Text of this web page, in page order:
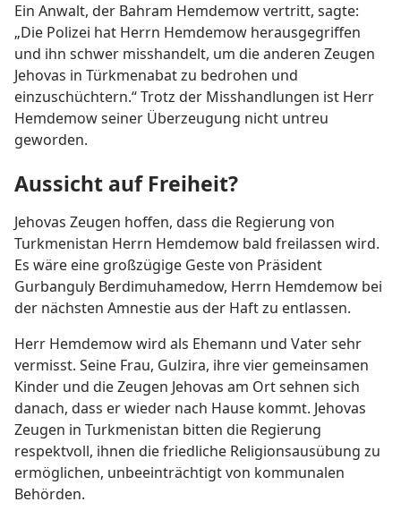
Ein Anwalt, der Bahram Hemdemow vertritt, sagte:
„Die Polizei hat Herrn Hemdemow herausgegriffen
und ihn schwer misshandelt, um die anderen Zeugen
Jehovas in Türkmenabat zu bedrohen und
einzuschüchtern.“ Trotz der Misshandlungen ist Herr
Hemdemow seiner Überzeugung nicht untreu
geworden.
Aussicht auf Freiheit?
Jehovas Zeugen hoffen, dass die Regierung von
Turkmenistan Herrn Hemdemow bald freilassen wird.
Es wäre eine großzügige Geste von Präsident
Gurbanguly Berdimuhamedow, Herrn Hemdemow bei
der nächsten Amnestie aus der Haft zu entlassen.
Herr Hemdemow wird als Ehemann und Vater sehr
vermisst. Seine Frau, Gulzira, ihre vier gemeinsamen
Kinder und die Zeugen Jehovas am Ort sehnen sich
danach, dass er wieder nach Hause kommt. Jehovas
Zeugen in Turkmenistan bitten die Regierung
respektvoll, ihnen die friedliche Religionsausübung zu
ermöglichen, unbeeinträchtigt von kommunalen
Behörden.